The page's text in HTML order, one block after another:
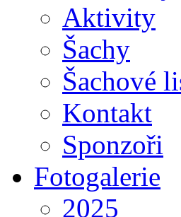
Aktivity
Šachy
Šachové
Kontakt
Sponzoři
Fotogalerie
2025